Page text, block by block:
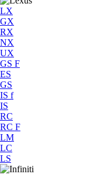
LX
GX
RX
NX
UX
GS F
ES
GS
IS f
IS
RC
RC F
LM
LC
LS